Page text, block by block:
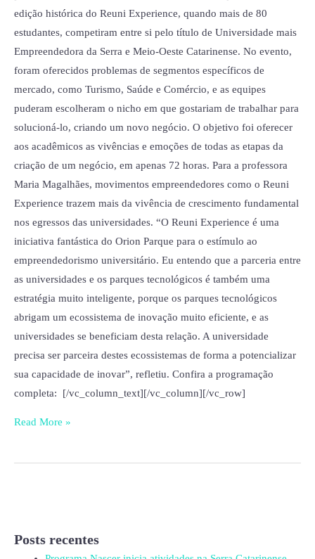
edição histórica do Reuni Experience, quando mais de 80
estudantes, competiram entre si pelo título de Universidade mais
Empreendedora da Serra e Meio-Oeste Catarinense. No evento,
foram oferecidos problemas de segmentos específicos de
mercado, como Turismo, Saúde e Comércio, e as equipes
puderam escolheram o nicho em que gostariam de trabalhar para
solucioná-lo, criando um novo negócio. O objetivo foi oferecer
aos acadêmicos as vivências e emoções de todas as etapas da
criação de um negócio, em apenas 72 horas. Para a professora
Maria Magalhães, movimentos empreendedores como o Reuni
Experience trazem mais da vivência de crescimento fundamental
nos egressos das universidades. “O Reuni Experience é uma
iniciativa fantástica do Orion Parque para o estímulo ao
empreendedorismo universitário. Eu entendo que a parceria entre
as universidades e os parques tecnológicos é também uma
estratégia muito inteligente, porque os parques tecnológicos
abrigam um ecossistema de inovação muito eficiente, e as
universidades se beneficiam desta relação. A universidade
precisa ser parceira destes ecossistemas de forma a potencializar
sua capacidade de inovar”, refletiu. Confira a programação
completa: [/vc_column_text][/vc_column][/vc_row]
Read More »
Posts recentes